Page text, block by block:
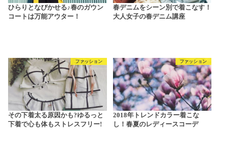
ひらりとなびかせる♪春のガウン
コートは万能アウター！
春デニムをシーン別で着こなす！
大人女子の春デニム講座
ファッション
その下着太る原因かも?ゆるっと
下着で心も体もストレスフリー!
ファッション
2018年トレンドカラー着こな
し！春夏のレディースコーデ